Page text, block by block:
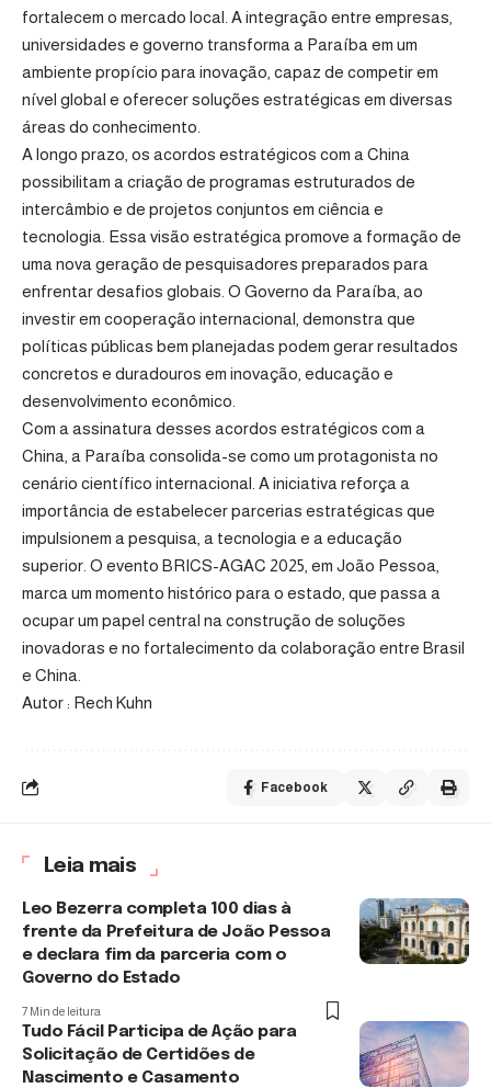
fortalecem o mercado local. A integração entre empresas,
universidades e governo transforma a Paraíba em um
ambiente propício para inovação, capaz de competir em
nível global e oferecer soluções estratégicas em diversas
áreas do conhecimento.
A longo prazo, os acordos estratégicos com a China
possibilitam a criação de programas estruturados de
intercâmbio e de projetos conjuntos em ciência e
tecnologia. Essa visão estratégica promove a formação de
uma nova geração de pesquisadores preparados para
enfrentar desafios globais. O Governo da Paraíba, ao
investir em cooperação internacional, demonstra que
políticas públicas bem planejadas podem gerar resultados
concretos e duradouros em inovação, educação e
desenvolvimento econômico.
Com a assinatura desses acordos estratégicos com a
China, a Paraíba consolida-se como um protagonista no
cenário científico internacional. A iniciativa reforça a
importância de estabelecer parcerias estratégicas que
impulsionem a pesquisa, a tecnologia e a educação
superior. O evento BRICS-AGAC 2025, em João Pessoa,
marca um momento histórico para o estado, que passa a
ocupar um papel central na construção de soluções
inovadoras e no fortalecimento da colaboração entre Brasil
e China.
Autor : Rech Kuhn
Facebook
Leia mais
Leo Bezerra completa 100 dias à
frente da Prefeitura de João Pessoa
e declara fim da parceria com o
Governo do Estado
7 Min de leitura
Tudo Fácil Participa de Ação para
Solicitação de Certidões de
Nascimento e Casamento